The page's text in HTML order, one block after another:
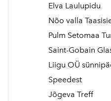
Elva Laulupidu
Nõo valla
Pulm Setomaa
Saint-Gobain
Liigu OÜ
Speedest
Jõgeva Treff